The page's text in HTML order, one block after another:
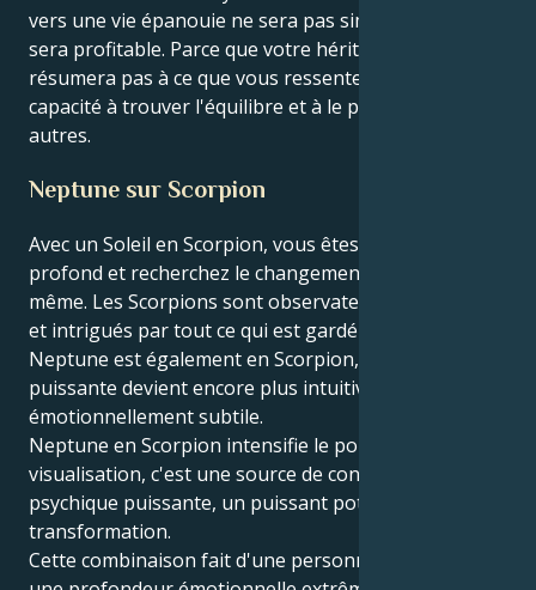
vers une vie épanouie ne sera pas simple, mais il
sera profitable. Parce que votre héritage ne se
résumera pas à ce que vous ressentez, mais à votre
capacité à trouver l'équilibre et à le partager avec les
autres.
Neptune sur Scorpion
Avec un Soleil en Scorpion, vous êtes intense,
profond et recherchez le changement pour lui-
même. Les Scorpions sont observateurs, passionnés
et intrigués par tout ce qui est gardé secret. Lorsque
Neptune est également en Scorpion, cette énergie
puissante devient encore plus intuitive, spirituelle et
émotionnellement subtile.
Neptune en Scorpion intensifie le pouvoir de
visualisation, c'est une source de conscience
psychique puissante, un puissant potentiel de
transformation.
Cette combinaison fait d'une personne qui fusionne